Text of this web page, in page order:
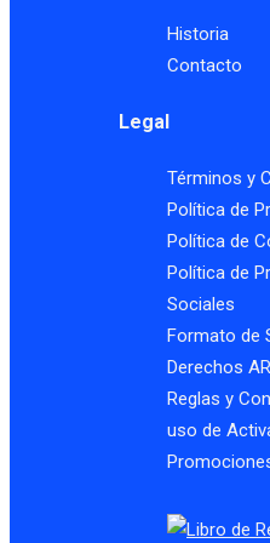
Consideraciones
Envía tu
Una vez
Historia
Contacto
Legal
Términos y
Política de
Política de
Política de
Sociales
Formato de
Derechos
Reglas y
uso de